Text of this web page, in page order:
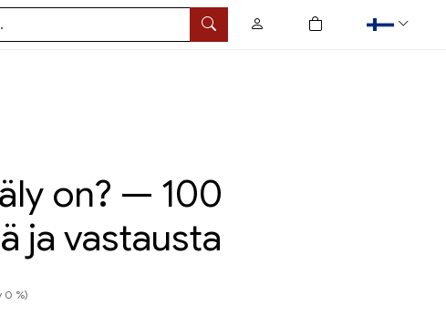
Hae
0
tuotetta ostoskorissa
on? — 100
ja vastausta
0 %)